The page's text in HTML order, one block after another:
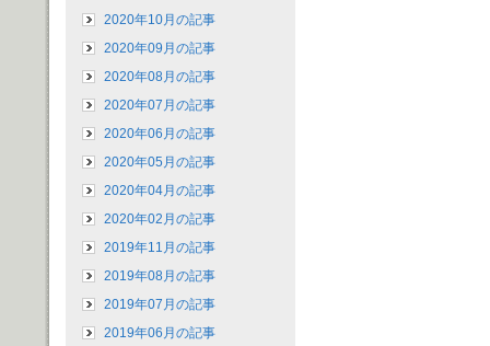
2020年10月の記事
2020年09月の記事
2020年08月の記事
2020年07月の記事
2020年06月の記事
2020年05月の記事
2020年04月の記事
2020年02月の記事
2019年11月の記事
2019年08月の記事
2019年07月の記事
2019年06月の記事